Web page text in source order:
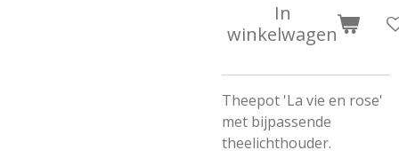
In
winkelwagen
Theepot 'La vie en rose'
met bijpassende
theelichthouder.